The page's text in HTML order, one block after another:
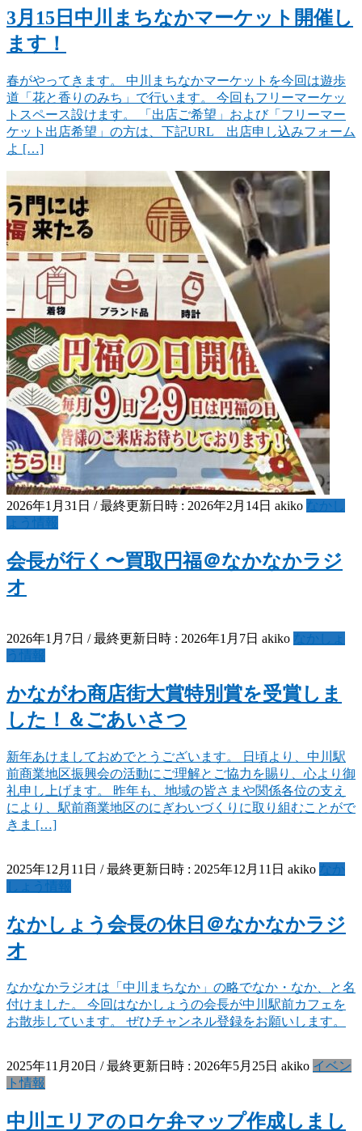
3月15日中川まちなかマーケット開催し
ます！
春がやってきます。 中川まちなかマーケットを今回は遊歩
道「花と香りのみち」で行います。 今回もフリーマーケッ
トスペース設けます。 「出店ご希望」および「フリーマー
ケット出店希望」の方は、下記URL 出店申し込みフォーム
よ […]
2026年1月31日 / 最終更新日時 : 2026年2月14日 akiko なかし
ょう情報
会長が行く〜買取円福＠なかなかラジ
オ
2026年1月7日 / 最終更新日時 : 2026年1月7日 akiko なかしょ
う情報
かながわ商店街大賞特別賞を受賞しま
した！＆ごあいさつ
新年あけましておめでとうございます。 日頃より、中川駅
前商業地区振興会の活動にご理解とご協力を賜り、心より御
礼申し上げます。 昨年も、地域の皆さまや関係各位の支え
により、駅前商業地区のにぎわいづくりに取り組むことがで
きま […]
2025年12月11日 / 最終更新日時 : 2025年12月11日 akiko なか
しょう情報
なかしょう会長の休日＠なかなかラジ
オ
なかなかラジオは「中川まちなか」の略でなか・なか、と名
付けました。 今回はなかしょうの会長が中川駅前カフェを
お散歩しています。 ぜひチャンネル登録をお願いします。
2025年11月20日 / 最終更新日時 : 2026年5月25日 akiko イベン
ト情報
中川エリアのロケ弁マップ作成しまし